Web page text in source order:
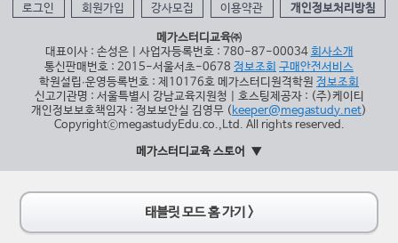
로그인 회원가입 강사모집 이용약관 개인정보처리방침
메가스터디교육㈜
대표이사 : 손성은 | 사업자등록번호 : 780-87-00034 회사소개
통신판매번호 : 2015-서울서초-0678 정보조회 구매안전서비스
학원설립∙운영등록번호 : 제10176호 메가스터디원격학원 정보조회
신고기관명 : 서울특별시 강남교육지원청 | 호스팅제공자 : (주)케이티
개인정보보호책임자 : 정보보안실 김영무 (keeper@megastudy.net)
CopyrightⓒmegastudyEdu.co.,Ltd. All rights reserved.
메가스터디교육 스토어
태블릿 모드 홈 가기 >